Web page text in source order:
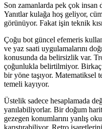
Son zamanlarda pek çok insan
Yanıtlar kulağa hoş geliyor,
görünüyor. Fakat işin teknik
Çoğu bot güncel efemeris
ve yaz saati uygulamalarını
konusunda da belirsizlik var.
çoğunlukla belirtilmiyor. Birkaç
bir yöne taşıyor. Matematiksel
temeli kayıyor.
Üstelik sadece hesaplamada
yanılabiliyorlar. Bir doğum
gezegen konumlarını yanlış
karıştırabiliyor. Retro